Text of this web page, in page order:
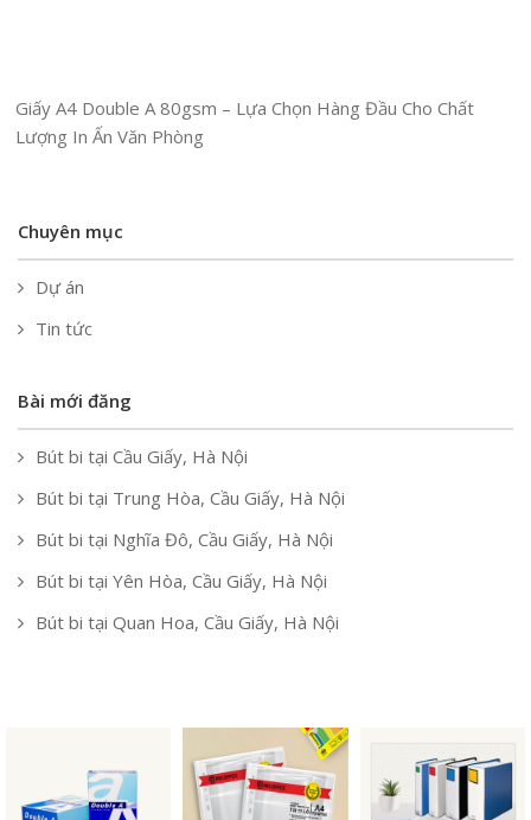
Giấy A4 Double A 80gsm – Lựa Chọn Hàng Đầu Cho Chất
Lượng In Ấn Văn Phòng
Chuyên mục
Dự án
Tin tức
Bài mới đăng
Bút bi tại Cầu Giấy, Hà Nội
Bút bi tại Trung Hòa, Cầu Giấy, Hà Nội
Bút bi tại Nghĩa Đô, Cầu Giấy, Hà Nội
Bút bi tại Yên Hòa, Cầu Giấy, Hà Nội
Bút bi tại Quan Hoa, Cầu Giấy, Hà Nội